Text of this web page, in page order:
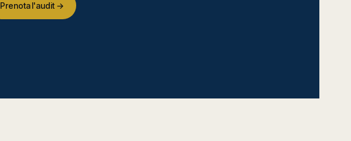
Prenota l'audit →